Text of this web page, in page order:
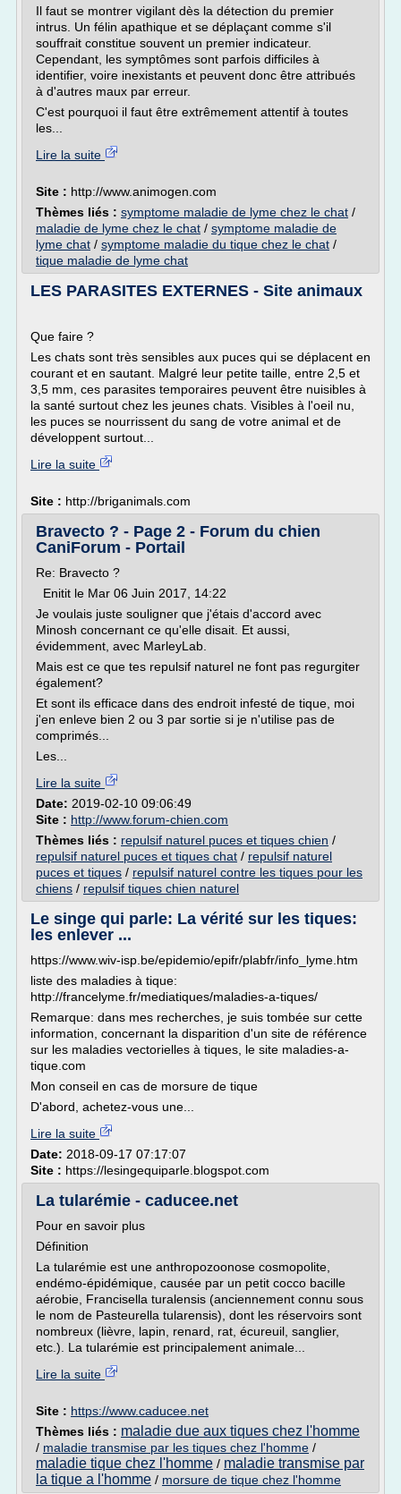
Il faut se montrer vigilant dès la détection du premier
intrus. Un félin apathique et se déplaçant comme s'il
souffrait constitue souvent un premier indicateur.
Cependant, les symptômes sont parfois difficiles à
identifier, voire inexistants et peuvent donc être attribués
à d'autres maux par erreur.
C'est pourquoi il faut être extrêmement attentif à toutes
les...
Lire la suite
Site : http://www.animogen.com
Thèmes liés : symptome maladie de lyme chez le chat /
maladie de lyme chez le chat / symptome maladie de
lyme chat / symptome maladie du tique chez le chat /
tique maladie de lyme chat
LES PARASITES EXTERNES - Site animaux
Que faire ?
Les chats sont très sensibles aux puces qui se déplacent en
courant et en sautant. Malgré leur petite taille, entre 2,5 et
3,5 mm, ces parasites temporaires peuvent être nuisibles à
la santé surtout chez les jeunes chats. Visibles à l'oeil nu,
les puces se nourrissent du sang de votre animal et de
développent surtout...
Lire la suite
Site : http://briganimals.com
Bravecto ? - Page 2 - Forum du chien
CaniForum - Portail
Re: Bravecto ?
Enitit le Mar 06 Juin 2017, 14:22
Je voulais juste souligner que j'étais d'accord avec
Minosh concernant ce qu'elle disait. Et aussi,
évidemment, avec MarleyLab.
Mais est ce que tes repulsif naturel ne font pas regurgiter
également?
Et sont ils efficace dans des endroit infesté de tique, moi
j'en enleve bien 2 ou 3 par sortie si je n'utilise pas de
comprimés...
Les...
Lire la suite
Date: 2019-02-10 09:06:49
Site : http://www.forum-chien.com
Thèmes liés : repulsif naturel puces et tiques chien /
repulsif naturel puces et tiques chat / repulsif naturel
puces et tiques / repulsif naturel contre les tiques pour les
chiens / repulsif tiques chien naturel
Le singe qui parle: La vérité sur les tiques:
les enlever ...
https://www.wiv-isp.be/epidemio/epifr/plabfr/info_lyme.htm
liste des maladies à tique:
http://francelyme.fr/mediatiques/maladies-a-tiques/
Remarque: dans mes recherches, je suis tombée sur cette
information, concernant la disparition d'un site de référence
sur les maladies vectorielles à tiques, le site maladies-a-
tique.com
Mon conseil en cas de morsure de tique
D'abord, achetez-vous une...
Lire la suite
Date: 2018-09-17 07:17:07
Site : https://lesingequiparle.blogspot.com
La tularémie - caducee.net
Pour en savoir plus
Définition
La tularémie est une anthropozoonose cosmopolite,
endémo-épidémique, causée par un petit cocco bacille
aérobie, Francisella turalensis (anciennement connu sous
le nom de Pasteurella tularensis), dont les réservoirs sont
nombreux (lièvre, lapin, renard, rat, écureuil, sanglier,
etc.). La tularémie est principalement animale...
Lire la suite
Site : https://www.caducee.net
Thèmes liés : maladie due aux tiques chez l'homme
/ maladie transmise par les tiques chez l'homme /
maladie tique chez l'homme / maladie transmise par
la tique a l'homme / morsure de tique chez l'homme